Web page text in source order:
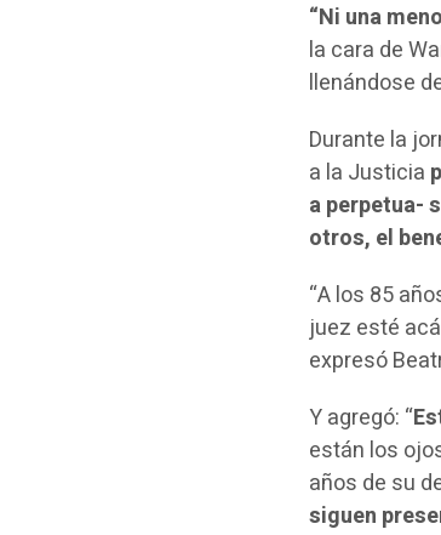
“Ni una
la cara de
llenándose
Durante la
a la Justicia
a perpetua-
otros, el
“A los 85
juez esté
expresó
Y agregó: “
están los
años de su
siguen